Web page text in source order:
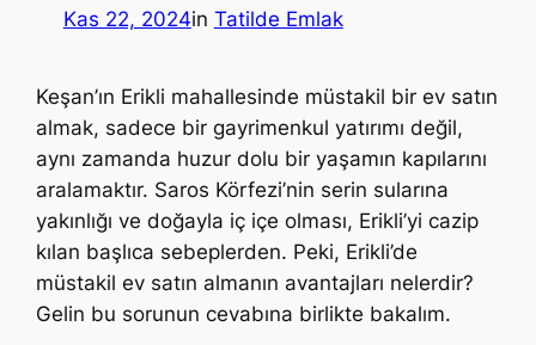
Kas 22, 2024in Tatilde Emlak
Keşan’ın Erikli mahallesinde müstakil bir ev satın
almak, sadece bir gayrimenkul yatırımı değil,
aynı zamanda huzur dolu bir yaşamın kapılarını
aralamaktır. Saros Körfezi’nin serin sularına
yakınlığı ve doğayla iç içe olması, Erikli’yi cazip
kılan başlıca sebeplerden. Peki, Erikli’de
müstakil ev satın almanın avantajları nelerdir?
Gelin bu sorunun cevabına birlikte bakalım.